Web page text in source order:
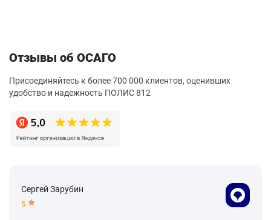
Отзывы об ОСАГО
Присоединяйтесь к более 700 000 клиентов, оценивших
удобство и надежность ПОЛИС 812
Сергей Зарубин
5